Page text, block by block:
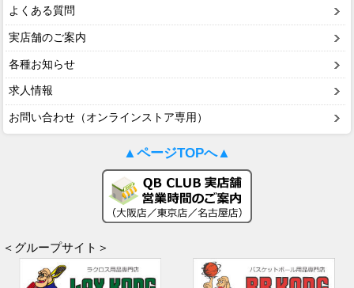
よくある質問
実店舗のご案内
各種お知らせ
求人情報
お問い合わせ（オンラインストア専用）
▲ページTOPへ▲
＜グループサイト＞